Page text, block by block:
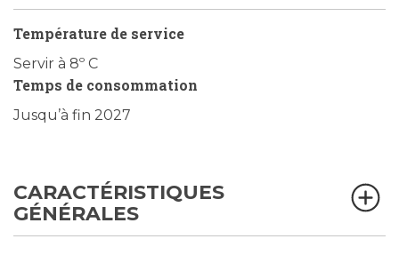
Température de service
Servir à 8º C
Temps de consommation
Jusqu’à fin 2027
CARACTÉRISTIQUES
GÉNÉRALES